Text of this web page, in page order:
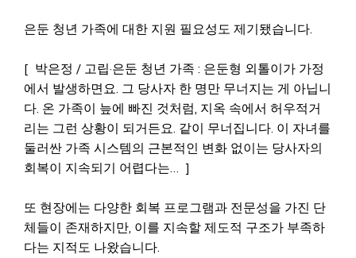
은둔 청년 가족에 대한 지원 필요성도 제기됐습니다.
[ 박은정 / 고립·은둔 청년 가족 : 은둔형 외톨이가 가정
에서 발생하면요. 그 당사자 한 명만 무너지는 게 아닙니
다. 온 가족이 늪에 빠진 것처럼, 지옥 속에서 허우적거
리는 그런 상황이 되거든요. 같이 무너집니다. 이 자녀를
둘러싼 가족 시스템의 근본적인 변화 없이는 당사자의
회복이 지속되기 어렵다는… ]
또 현장에는 다양한 회복 프로그램과 전문성을 가진 단
체들이 존재하지만, 이를 지속할 제도적 구조가 부족하
다는 지적도 나왔습니다.